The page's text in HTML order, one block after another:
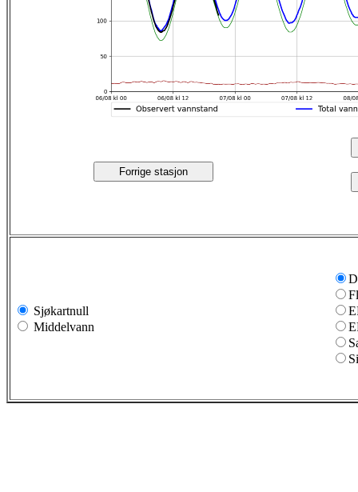
Forrige stasjon
Sjøkartnull
Middelvann